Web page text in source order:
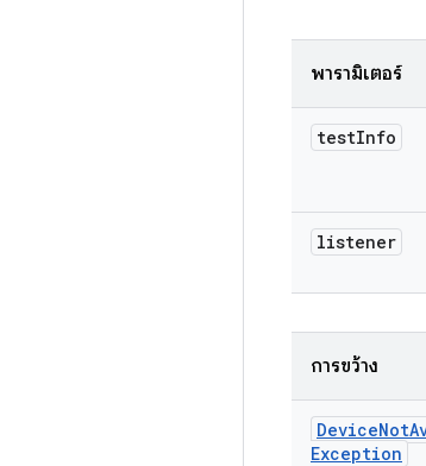
พารามิเตอร์
testInfo
listener
การขว้าง
DeviceNot
Exception